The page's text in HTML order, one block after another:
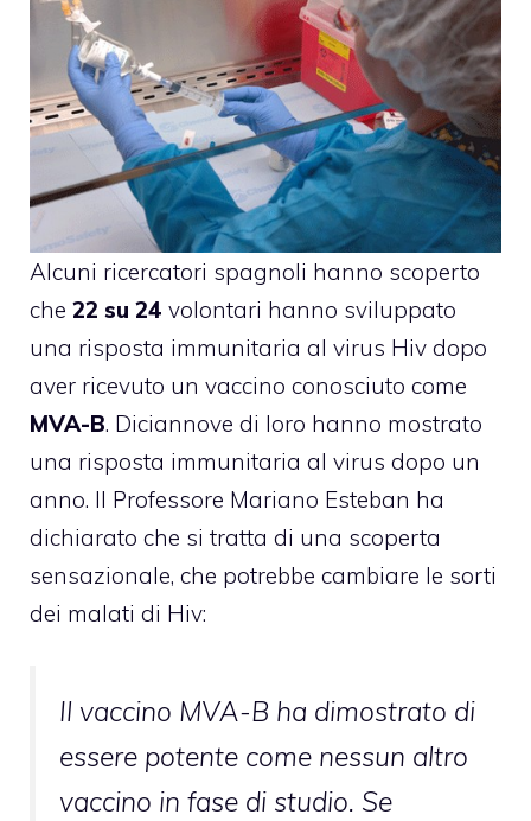
Alcuni ricercatori spagnoli hanno scoperto
che 22 su 24 volontari hanno sviluppato
una risposta immunitaria al virus Hiv dopo
aver ricevuto un vaccino conosciuto come
MVA-B. Diciannove di loro hanno mostrato
una risposta immunitaria al virus dopo un
anno. Il Professore Mariano Esteban ha
dichiarato che si tratta di una scoperta
sensazionale, che potrebbe cambiare le sorti
dei malati di Hiv:
Il vaccino MVA-B ha dimostrato di
essere potente come nessun altro
vaccino in fase di studio. Se